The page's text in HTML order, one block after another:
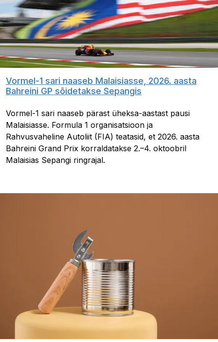
Vormel-1 sari naaseb Malaisiasse, 2026. aasta
Bahreini GP sõidetakse Sepangis
Vormel-1 sari naaseb pärast üheksa-aastast pausi
Malaisiasse. Formula 1 organisatsioon ja
Rahvusvaheline Autoliit (FIA) teatasid, et 2026. aasta
Bahreini Grand Prix korraldatakse 2.–4. oktoobril
Malaisias Sepangi ringrajal.